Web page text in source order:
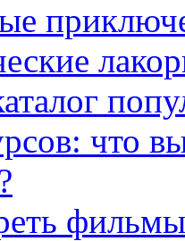
что